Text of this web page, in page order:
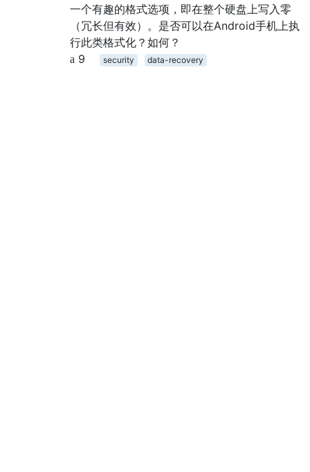
一个有趣的格式选项，即在整个硬盘上写入零
（冗长但有效）。是否可以在Android手机上执
行此类格式化？如何？
9
security data-recovery